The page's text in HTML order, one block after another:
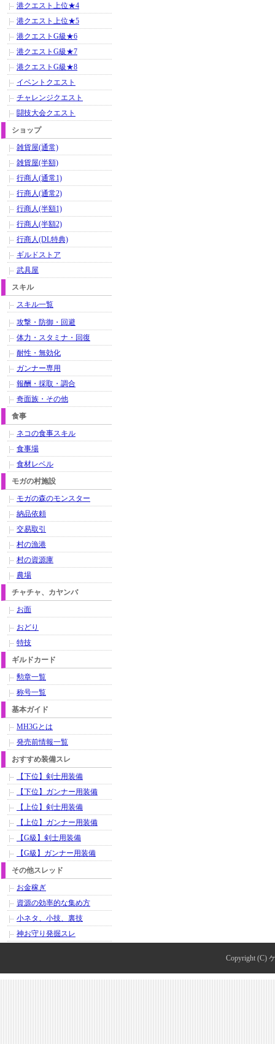
港クエスト上位★4
港クエスト上位★5
港クエストG級★6
港クエストG級★7
港クエストG級★8
イベントクエスト
チャレンジクエスト
闘技大会クエスト
ショップ
雑貨屋(通常)
雑貨屋(半額)
行商人(通常1)
行商人(通常2)
行商人(半額1)
行商人(半額2)
行商人(DL特典)
ギルドストア
武具屋
スキル
スキル一覧
攻撃・防御・回避
体力・スタミナ・回復
耐性・無効化
ガンナー専用
報酬・採取・調合
奇面族・その他
食事
ネコの食事スキル
食事場
食材レベル
モガの村施設
モガの森のモンスター
納品依頼
交易取引
村の漁港
村の資源庫
農場
チャチャ、カヤンバ
お面
おどり
特技
ギルドカード
勲章一覧
称号一覧
基本ガイド
MH3Gとは
発売前情報一覧
おすすめ装備スレ
【下位】剣士用装備
【下位】ガンナー用装備
【上位】剣士用装備
【上位】ガンナー用装備
【G級】剣士用装備
【G級】ガンナー用装備
その他スレッド
お金稼ぎ
資源の効率的な集め方
小ネタ、小技、裏技
神お守り発掘スレ
Copyright (C)